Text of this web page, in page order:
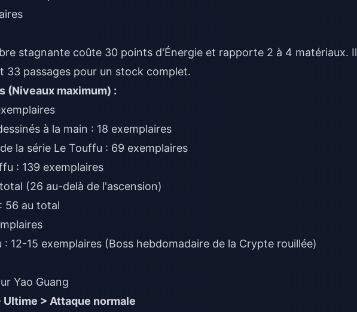
stagnante coûte 30 points d'Énergie et rapporte 2 à 4 matériaux. Il
passages pour un stock complet.
(Niveaux maximum) :
à la main : 18 exemplaires
la série Le Touffu : 69 exemplaires
: 139 exemplaires
(26 au-delà de l'ascension)
56 au total
12-15 exemplaires (Boss hebdomadaire de la Crypte rouillée)
Yao Guang
> Attaque normale